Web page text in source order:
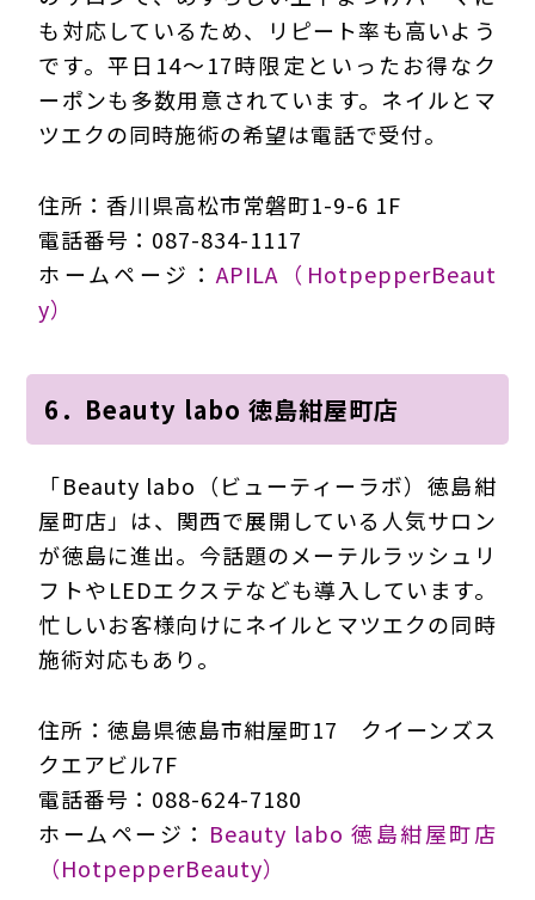
も対応しているため、リピート率も高いよう
です。平日14〜17時限定といったお得なク
ーポンも多数用意されています。ネイルとマ
ツエクの同時施術の希望は電話で受付。
住所：香川県高松市常磐町1-9-6 1F
電話番号：087-834-1117
ホームページ： APILA（HotpepperBeaut
y）
6．Beauty labo 徳島紺屋町店
「Beauty labo（ビューティーラボ）徳島紺
屋町店」は、関西で展開している人気サロン
が徳島に進出。今話題のメーテルラッシュリ
フトやLEDエクステなども導入しています。
忙しいお客様向けにネイルとマツエクの同時
施術対応もあり。
住所：徳島県徳島市紺屋町17 クイーンズス
クエアビル7F
電話番号：088-624-7180
ホームページ： Beauty labo 徳島紺屋町店
（HotpepperBeauty）